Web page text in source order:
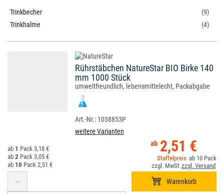
Trinkbecher
(9)
Trinkhalme
(4)
Rührstäbchen NatureStar BIO Birke 140
mm 1000 Stück
umweltfreundlich, lebensmittelecht, Packabgabe
1038853P
weitere Varianten
2,51 €
10
1
3,18 €
2
3,05 €
10
2,51 €